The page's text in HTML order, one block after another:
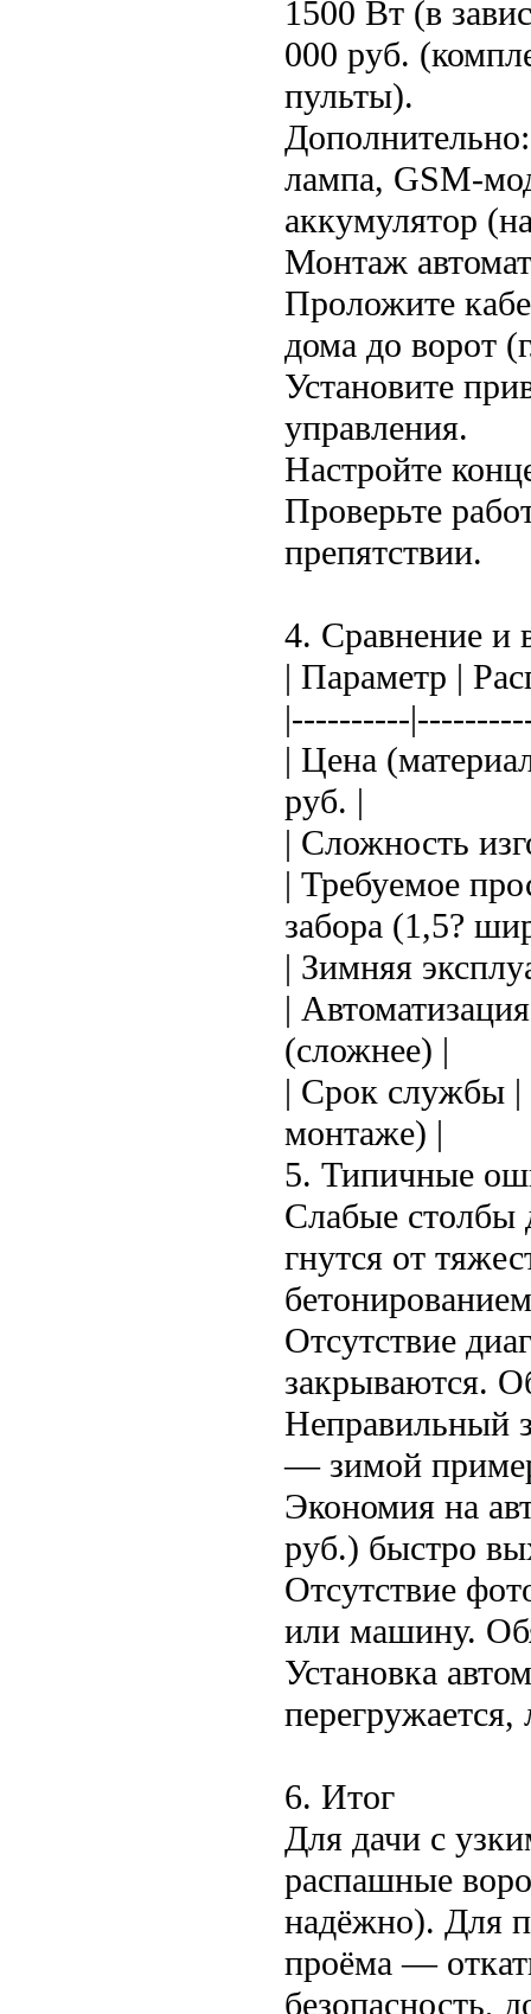
1500 Вт (в
000 руб.
пульты).
лампа, GSM-
аккумулятор
Монтаж
Проложите
дома до ворот
Установите
управления.
Настройте
Проверьте
препятствии.
4. Сравнение и
| Параметр |
|----------
| Цена
руб. |
| Сложность
| Требуемое
забора (1,5?
| Зимняя
|
(сложнее) |
| Срок службы |
монтаже) |
5. Типичные
Слабые столбы
гнутся от
Отсутствие
закрываются.
Неправильный
— зимой
Экономия на
руб.) быстро
Отсутствие
или машину.
Установка
6. Итог
Для дачи с
распашные
надёжно). Для
проёма —
безопасность,